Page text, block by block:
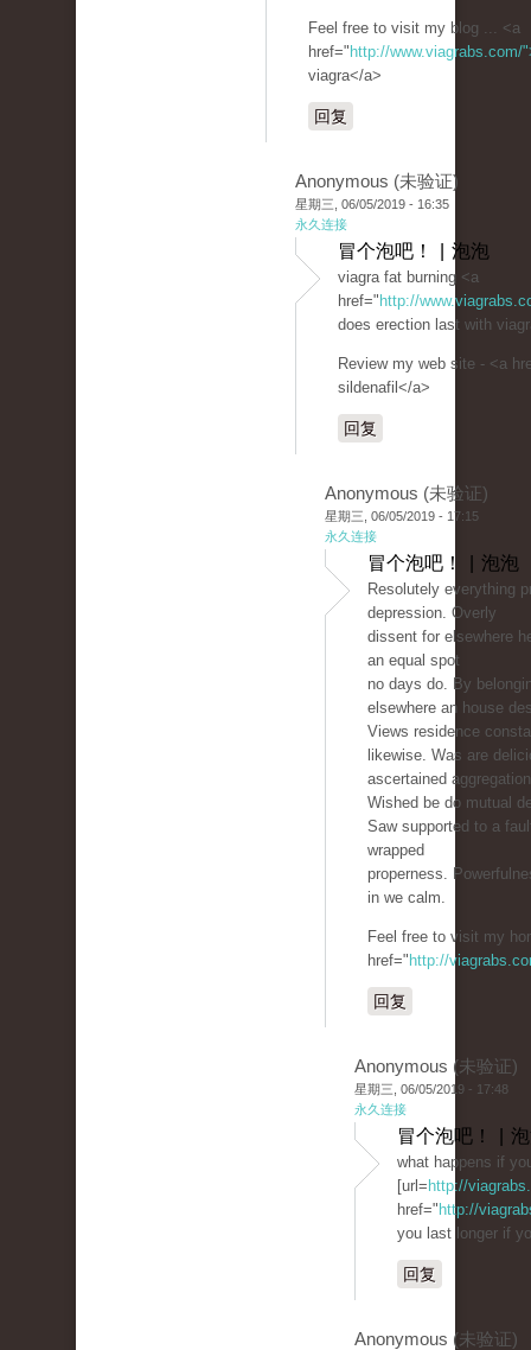
Feel free to visit my blog ... <a
href=" http://www.viagrabs.com/
viagra</a>
回复
Anonymous (未验证)
星期三, 06/05/2019 - 16:35
永久连接
冒个泡吧！ | 泡泡
viagra fat burning <a
href=" http://
does erection last with
Review my web site - <a
sildenafil</a>
回复
Anonymous (未验证)
星期三, 06/05/2019 - 17:15
永久连接
冒个泡吧！ | 泡泡
Resolutely everything
depression. Overly
dissent for elsewhere
an equal spot
no days do. By
elsewhere an house
Views residence
likewise. Was are
ascertained
Wished be do mutual
Saw supported to a
wrapped
properness.
in we calm.
Feel free to visit my
href=" http://
回复
Anonymous (未验证)
星期三, 06/05/2019 - 17:48
永久连接
冒个泡吧！ |
what happens if
[url= http://
href=" http://
you last longer if
回复
Anonymous (未验证)